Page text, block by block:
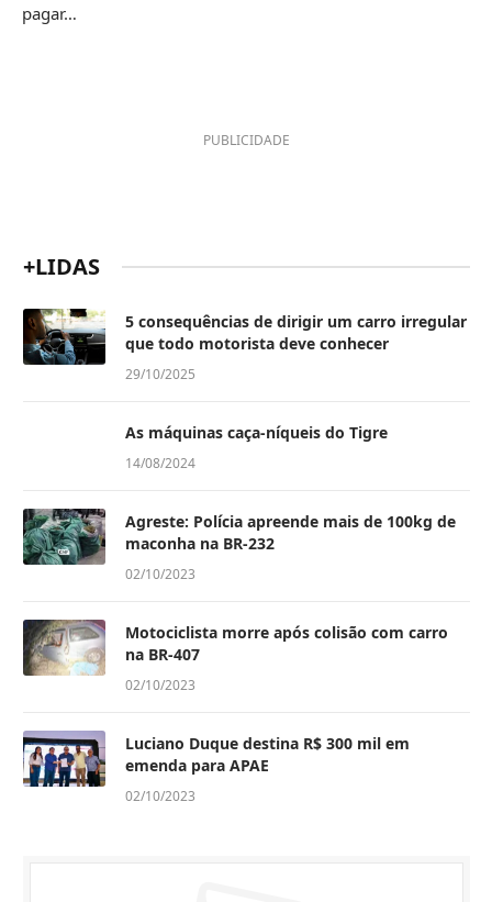
pagar…
PUBLICIDADE
+LIDAS
5 consequências de dirigir um carro irregular
que todo motorista deve conhecer
29/10/2025
As máquinas caça-níqueis do Tigre
14/08/2024
Agreste: Polícia apreende mais de 100kg de
maconha na BR-232
02/10/2023
Motociclista morre após colisão com carro
na BR-407
02/10/2023
Luciano Duque destina R$ 300 mil em
emenda para APAE
02/10/2023